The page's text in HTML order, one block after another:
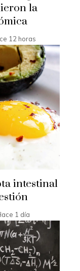
la
12 horas
intestinal
1 día